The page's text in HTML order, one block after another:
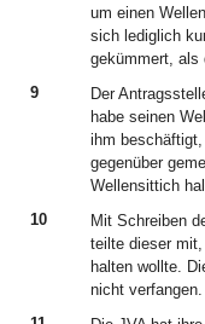
um einen
sich lediglich
gekümmert, als
9
Der
habe seinen
ihm
gegenüber
Wellensittich
10
Mit Schreiben
teilte dieser
halten wollte.
nicht verfangen.